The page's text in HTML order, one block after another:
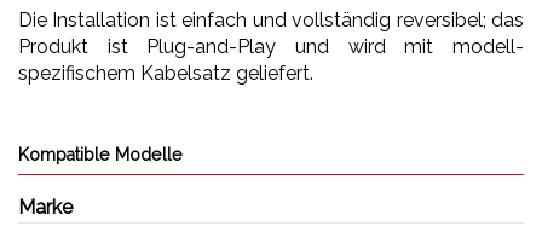
Die Installation ist einfach und vollständig reversibel; das
Produkt ist Plug-and-Play und wird mit modell-
spezifischem Kabelsatz geliefert.
Kompatible Modelle
Marke